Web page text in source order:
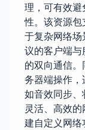
理，可有效
性。该资源
于复杂网络场
议的客户端
的双向通信
务器端操作，
如音效同步
灵活、高效
建自定义网络